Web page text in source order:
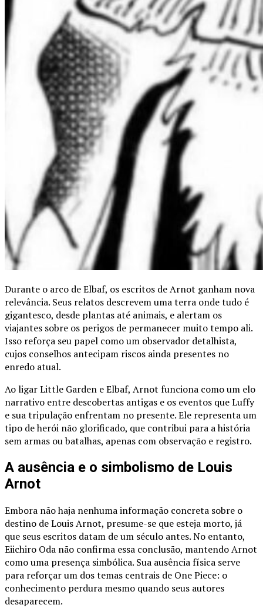
Durante o arco de Elbaf, os escritos de Arnot ganham nova
relevância. Seus relatos descrevem uma terra onde tudo é
gigantesco, desde plantas até animais, e alertam os
viajantes sobre os perigos de permanecer muito tempo ali.
Isso reforça seu papel como um observador detalhista,
cujos conselhos antecipam riscos ainda presentes no
enredo atual.
Ao ligar Little Garden e Elbaf, Arnot funciona como um elo
narrativo entre descobertas antigas e os eventos que Luffy
e sua tripulação enfrentam no presente. Ele representa um
tipo de herói não glorificado, que contribui para a história
sem armas ou batalhas, apenas com observação e registro.
A ausência e o simbolismo de Louis
Arnot
Embora não haja nenhuma informação concreta sobre o
destino de Louis Arnot, presume-se que esteja morto, já
que seus escritos datam de um século antes. No entanto,
Eiichiro Oda não confirma essa conclusão, mantendo Arnot
como uma presença simbólica. Sua ausência física serve
para reforçar um dos temas centrais de One Piece: o
conhecimento perdura mesmo quando seus autores
desaparecem.